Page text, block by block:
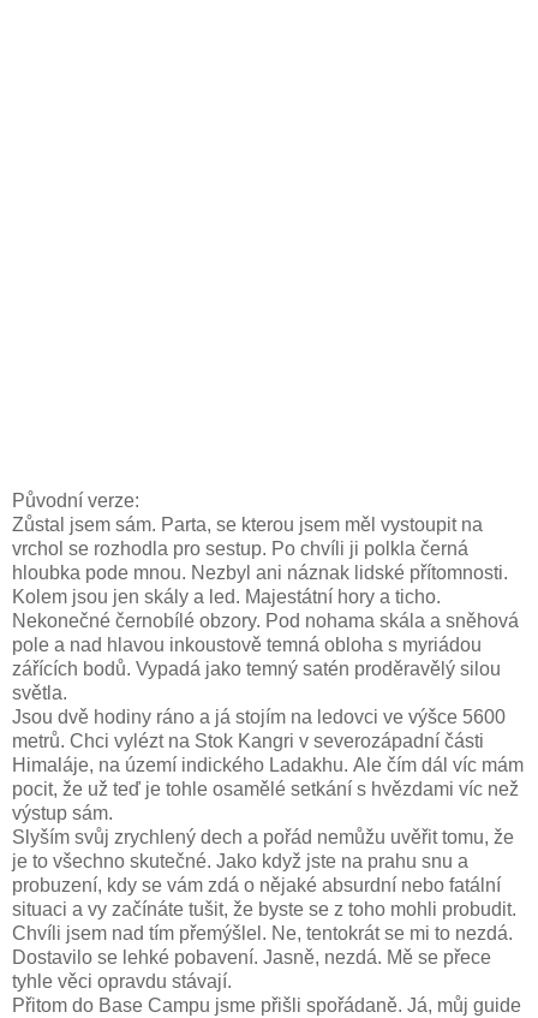
Původní verze:
Zůstal jsem sám. Parta, se kterou jsem měl vystoupit na
vrchol se rozhodla pro sestup. Po chvíli ji polkla černá
hloubka pode mnou. Nezbyl ani náznak lidské přítomnosti.
Kolem jsou jen skály a led. Majestátní hory a ticho.
Nekonečné černobílé obzory. Pod nohama skála a sněhová
pole a nad hlavou inkoustově temná obloha s myriádou
zářících bodů. Vypadá jako temný satén proděravělý silou
světla.
Jsou dvě hodiny ráno a já stojím na ledovci ve výšce 5600
metrů. Chci vylézt na Stok Kangri v severozápadní části
Himaláje, na území indického Ladakhu. Ale čím dál víc mám
pocit, že už teď je tohle osamělé setkání s hvězdami víc než
výstup sám.
Slyším svůj zrychlený dech a pořád nemůžu uvěřit tomu, že
je to všechno skutečné. Jako když jste na prahu snu a
probuzení, kdy se vám zdá o nějaké absurdní nebo fatální
situaci a vy začínáte tušit, že byste se z toho mohli probudit.
Chvíli jsem nad tím přemýšlel. Ne, tentokrát se mi to nezdá.
Dostavilo se lehké pobavení. Jasně, nezdá. Mě se přece
tyhle věci opravdu stávají.
Přitom do Base Campu jsme přišli spořádaně. Já, můj guide